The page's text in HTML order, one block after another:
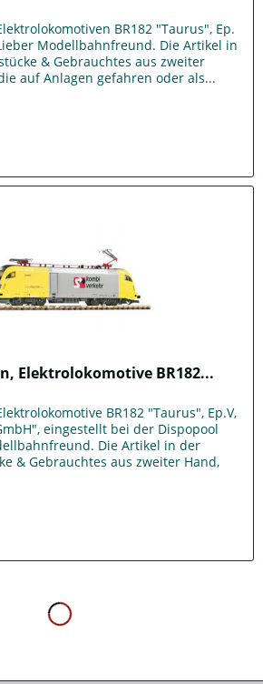
BR182 "Taurus", Ep.
Modellbahnfreund. Die Artikel in
& Gebrauchtes aus zweiter
auf Anlagen gefahren oder als...
Elektrolokomotive BR182...
BR182 "Taurus", Ep.V,
eingestellt bei der Dispopool
Die Artikel in der
& Gebrauchtes aus zweiter Hand,